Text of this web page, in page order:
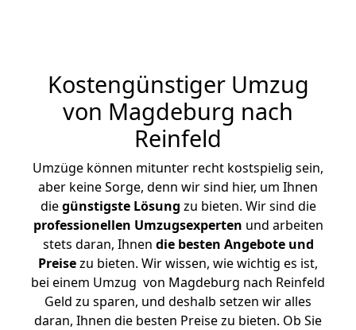
Kostengünstiger Umzug
von Magdeburg nach
Reinfeld
Umzüge können mitunter recht kostspielig sein,
aber keine Sorge, denn wir sind hier, um Ihnen
diegünstigste Lösung zu bieten. Wir sind die
professionellen Umzugsexperten und arbeiten
stets daran, Ihnen die besten Angebote und
Preisezu bieten. Wir wissen, wie wichtig es ist,
bei einem Umzug von Magdeburg nach Reinfeld
Geld zu sparen, und deshalb setzen wir alles
daran, Ihnen die besten Preise zu bieten. Ob Sie